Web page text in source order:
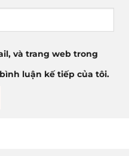
và trang web trong
luận kế tiếp của tôi.